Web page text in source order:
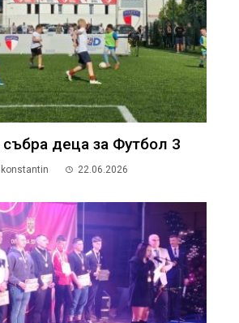
събра деца за Футбол 3
konstantin 22.06.2026